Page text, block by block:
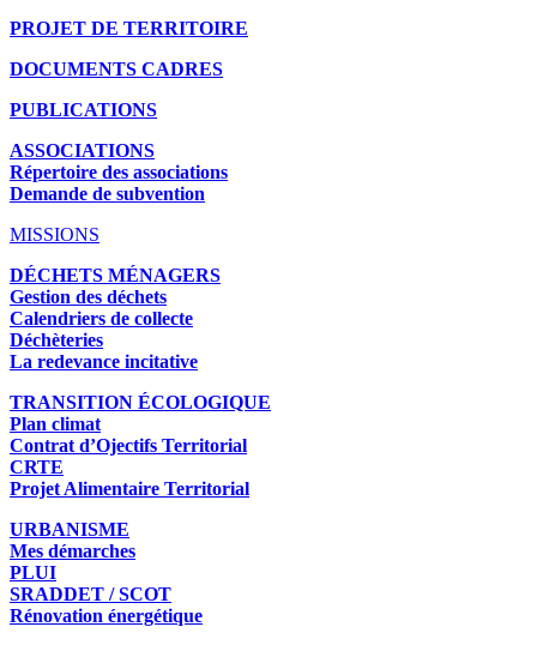
PROJET DE TERRITOIRE
DOCUMENTS CADRES
PUBLICATIONS
ASSOCIATIONS
Répertoire des associations
Demande de subvention
MISSIONS
DÉCHETS MÉNAGERS
Gestion des déchets
Calendriers de collecte
Déchèteries
La redevance incitative
TRANSITION ÉCOLOGIQUE
Plan climat
Contrat d’Ojectifs Territorial
CRTE
Projet Alimentaire Territorial
URBANISME
Mes démarches
PLUI
SRADDET / SCOT
Rénovation énergétique